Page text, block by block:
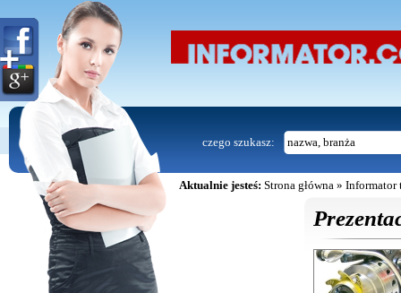
czego szukasz:
Aktualnie jesteś: Strona główna» Informator